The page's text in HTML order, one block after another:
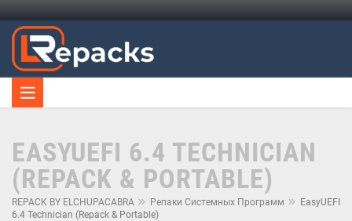
EASYUEFI 6.4 TECHNICIAN
(REPACK & PORTABLE)
REPACK BY ELCHUPACABRA Репаки Системных Программ
EasyUEFI
6.4 Technician (Repack & Portable)